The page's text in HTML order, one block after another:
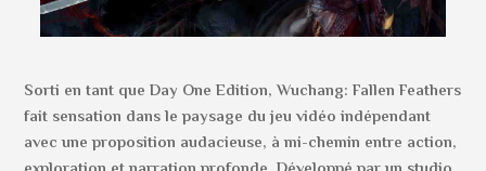
Sorti en tant que Day One Edition, Wuchang: Fallen Feathers
fait sensation dans le paysage du jeu vidéo indépendant
avec une proposition audacieuse, à mi-chemin entre action,